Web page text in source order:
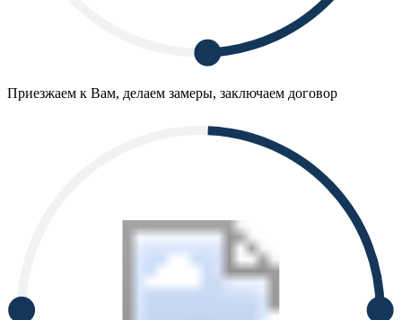
Приезжаем к Вам, делаем замеры, заключаем договор